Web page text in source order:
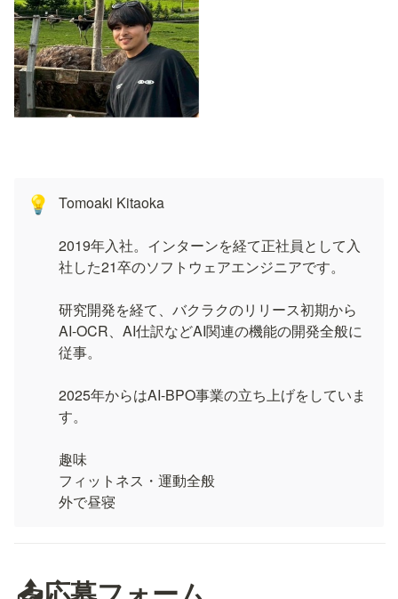
💡 Tomoaki Kitaoka
2019年入社。インターンを経て正社員として入
社した21卒のソフトウェアエンジニアです。
研究開発を経て、バクラクのリリース初期から
AI-OCR、AI仕訳などAI関連の機能の開発全般に
従事。
2025年からはAI-BPO事業の立ち上げをしていま
す。
趣味
フィットネス・運動全般
外で昼寝